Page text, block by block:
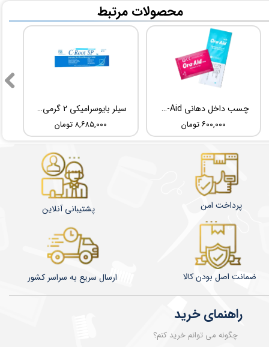
سیلر بایوسرامیکی 2 گرمی Root Dental Medical C-Root SP
۸,۶۸۵,۰۰۰ تومان
چسب داخل دهانی TBM Ora-Aid
۶۰۰,۰۰۰ تومان
​محصولات مرتبط
راهنمای خرید
چگونه می توانم خرید کنم؟
​​​​ارسال سریع به سراسر کشور ضمانت اصل بودن کالا
پشتیبانی آنلاین پرداخت امن